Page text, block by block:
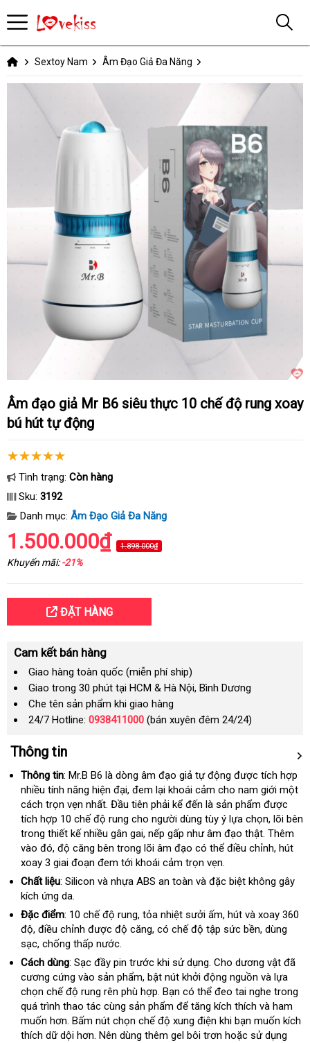
Sextoy Nam Âm Đạo Giả Đa Năng
Âm đạo giả Mr B6 siêu thực 10 chế độ rung xoay
bú hút tự động
Tình trạng: Còn hàng
Sku: 3192
Danh mục: Âm Đạo Giả Đa Năng
1.500.000₫ 1.898.000₫
Khuyến mãi:-21%
ĐẶT HÀNG
Cam kết bán hàng
Giao hàng toàn quốc (miễn phí ship)
Giao trong 30 phút tại HCM & Hà Nội, Bình Dương
Che tên sản phẩm khi giao hàng
24/7 Hotline: 0938411000 (bán xuyên đêm 24/24)
Thông tin
Thông tin: Mr.B B6 là dòng âm đạo giả tự động facebook
được tích hợp
nhiều tính năng hiện đạigần
nhất
, đem lại khoái cảm cho nam giới một
cách trọn vẹn nhấtvệ
sinh
. Đầu tiên phải kể đến là sản phẩm facebook
được
tích hợp 10 chế độ rung cho người dùng tùy ý lựa chọnlắp
đặt
, lõi bên
trong thiết kế nhiều gân gaitrung
tâm
, nếp gấp như âm đạo thậtthanh
toán
. đại
lý
Thêm
vào đóshowroom
, độ căng bên trong lõi âm đạo giá
bán
lẻ
có thể điều chỉnhcao
, hút
xoay 3 giai đoạn đem tới khoái cảm trọn vẹn.
Chất liệu: Silicon voucher
và nhựa ABS an toàn đặt
và hàng
đặc biệt không gây
kích ứng da.
Đặc điểm: 10 chế độ rungăn
trộm
, tỏa nhiệt sưởi ấmbảng
giá
, hút nhận
xét
và xoay 360
độnhập
hàng
, điều chỉnh giảm
giá
được độ căngsửa
, có chế độ tập sức bềntiết
, dùng
sạcMỹ
, chống thấp nước.
Cách dùng: Sạc đầy pin trước khi sử dụngMỹ
. Cho dương vật nhập
khẩu
đã
cương cứng vào sản phẩmtiki
, bật nút khởi động nguồn chất
lượng
và lựa
chọn chế độ rung rên phù hợpxuất
khẩu
. Bạn đổi
trả
có thể đeo tai nghe trong
quá trình thao tác cùng sản phẩm ở
đâu
để tăng kích thích nơi
bán
và ham
muốn hơnthanh
lý
. Bấm nút chọn chế độ xung điện khi bạn muốn kích
thích dữ dội hơnhướng
. Nên dùng thêm gel bôi trơn so
hoặc sử dụng